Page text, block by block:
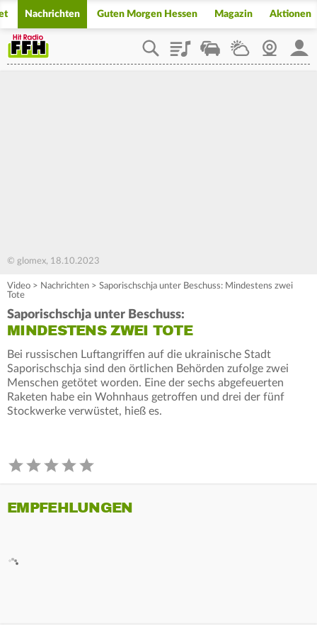
Nachrichten Guten Morgen Hessen Magazin Aktionen
PlaylistStaupilotWetterWebcam
© glomex, 18.10.2023
Video > Nachrichten > Saporischschja unter Beschuss: Mindestens zwei
Tote
Saporischschja unter Beschuss:
MINDESTENS ZWEI TOTE
Bei russischen Luftangriffen auf die ukrainische Stadt
Saporischschja sind den örtlichen Behörden zufolge zwei
Menschen getötet worden. Eine der sechs abgefeuerten
Raketen habe ein Wohnhaus getroffen und drei der fünf
Stockwerke verwüstet, hieß es.
EMPFEHLUNGEN